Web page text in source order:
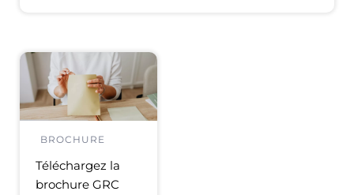
BROCHURE
Téléchargez la
brochure GRC